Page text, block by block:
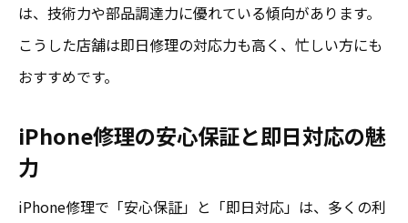
は、技術力や部品調達力に優れている傾向があります。
こうした店舗は即日修理の対応力も高く、忙しい方にも
おすすめです。
iPhone修理の安心保証と即日対応の魅
力
iPhone修理で「安心保証」と「即日対応」は、多くの利